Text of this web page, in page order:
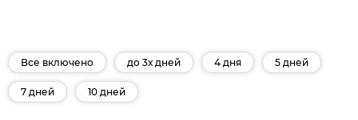
Все включено до 3х дней 4 дня 5 дней
7 дней 10 дней